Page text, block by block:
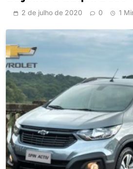
2 de julho de 2020 0 1